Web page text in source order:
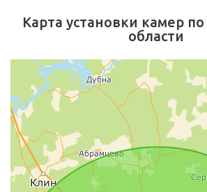
Карта установки камер
области